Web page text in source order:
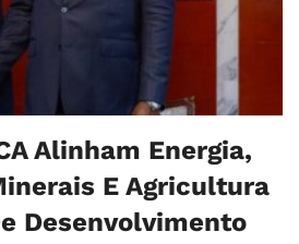
Alinham Energia,
E Agricultura
Desenvolvimento